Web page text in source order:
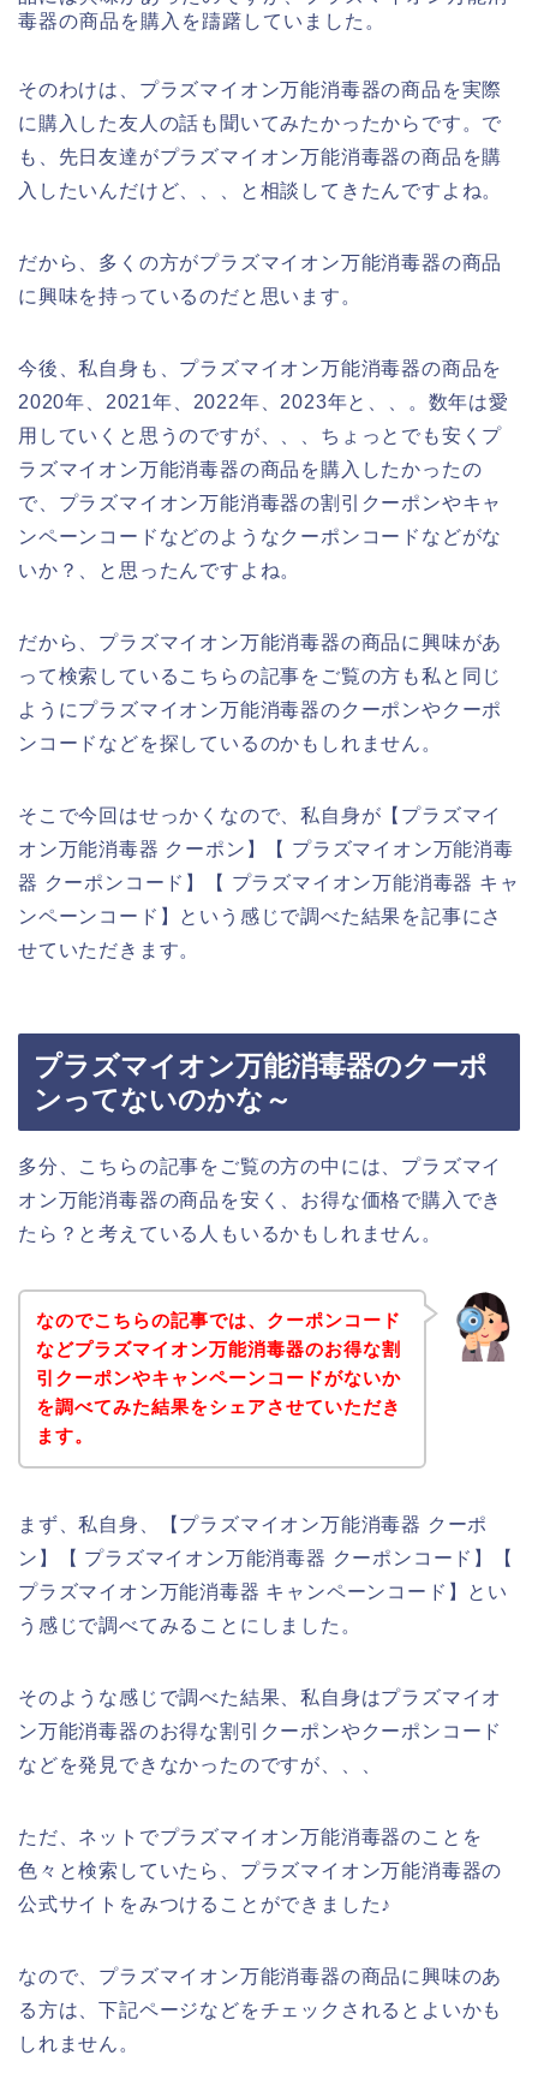
毒器の商品を購入を躊躇していました。
そのわけは、プラズマイオン万能消毒器の商品を実際
に購入した友人の話も聞いてみたかったからです。で
も、先日友達がプラズマイオン万能消毒器の商品を購
入したいんだけど、、、と相談してきたんですよね。
だから、多くの方がプラズマイオン万能消毒器の商品
に興味を持っているのだと思います。
今後、私自身も、プラズマイオン万能消毒器の商品を
2020年、2021年、2022年、2023年と、、。数年は愛
用していくと思うのですが、、、ちょっとでも安くプ
ラズマイオン万能消毒器の商品を購入したかったの
で、プラズマイオン万能消毒器の割引クーポンやキャ
ンペーンコードなどのようなクーポンコードなどがな
いか？、と思ったんですよね。
だから、プラズマイオン万能消毒器の商品に興味があ
って検索しているこちらの記事をご覧の方も私と同じ
ようにプラズマイオン万能消毒器のクーポンやクーポ
ンコードなどを探しているのかもしれません。
そこで今回はせっかくなので、私自身が【プラズマイ
オン万能消毒器 クーポン】【 プラズマイオン万能消毒
器 クーポンコード】【 プラズマイオン万能消毒器 キャ
ンペーンコード】という感じで調べた結果を記事にさ
せていただきます。
プラズマイオン万能消毒器のクーポ
ンってないのかな～
多分、こちらの記事をご覧の方の中には、プラズマイ
オン万能消毒器の商品を安く、お得な価格で購入でき
たら？と考えている人もいるかもしれません。
なのでこちらの記事では、クーポンコード
などプラズマイオン万能消毒器のお得な割
引クーポンやキャンペーンコードがないか
を調べてみた結果をシェアさせていただき
ます。
まず、私自身、【プラズマイオン万能消毒器 クーポ
ン】【 プラズマイオン万能消毒器 クーポンコード】【
プラズマイオン万能消毒器 キャンペーンコード】とい
う感じで調べてみることにしました。
そのような感じで調べた結果、私自身はプラズマイオ
ン万能消毒器のお得な割引クーポンやクーポンコード
などを発見できなかったのですが、、、
ただ、ネットでプラズマイオン万能消毒器のことを
色々と検索していたら、プラズマイオン万能消毒器の
公式サイトをみつけることができました♪
なので、プラズマイオン万能消毒器の商品に興味のあ
る方は、下記ページなどをチェックされるとよいかも
しれません。